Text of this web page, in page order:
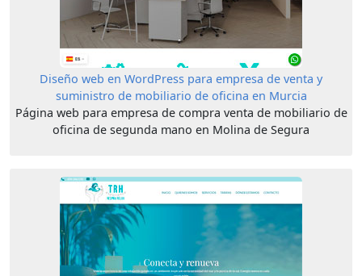
Diseño web en WordPress para empresa de venta y
suministro de mobiliario de oficina en Murcia
Página web para empresa de compra venta de mobiliario de
oficina de segunda mano en Molina de Segura